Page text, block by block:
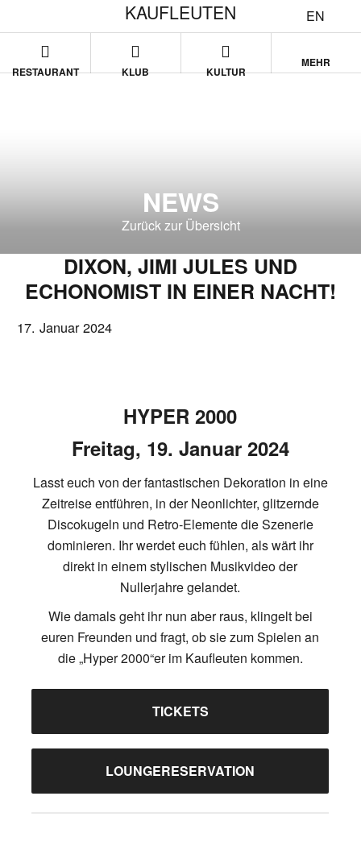
EN
KAUFLEUTEN
RESTAURANT KLUB KULTUR
MEHR
NEWS
Zurück zur Übersicht
DIXON, JIMI JULES UND
ECHONOMIST IN EINER NACHT!
17. Januar 2024
HYPER 2000
Freitag, 19. Januar 2024
Lasst euch von der fantastischen Dekoration in eine
Zeitreise entführen, in der Neonlichter, glitzernde
Discokugeln und Retro-Elemente die Szenerie
dominieren. Ihr werdet euch fühlen, als wärt ihr
direkt in einem stylischen Musikvideo der
Nullerjahre gelandet.
Wie damals geht ihr nun aber raus, klingelt bei
euren Freunden und fragt, ob sie zum Spielen an
die „Hyper 2000“er im Kaufleuten kommen.
TICKETS
LOUNGERESERVATION